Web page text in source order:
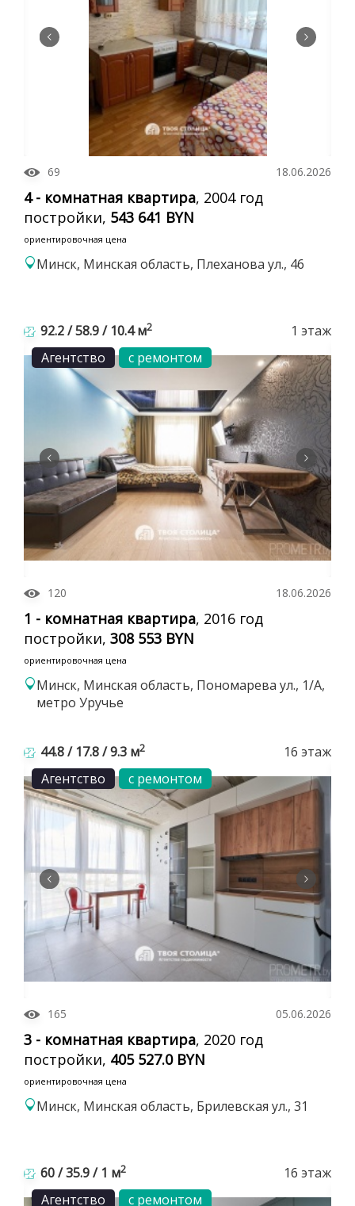
69 18.06.2026
4 - комнатная квартира, 2004 год
постройки, 543 641 BYN
ориентировочная цена
Минск, Минская область, Плеханова ул., 46
92.2 / 58.9 / 10.4 м2
1 этаж
Агентство
с ремонтом
120 18.06.2026
1 - комнатная квартира, 2016 год
постройки, 308 553 BYN
ориентировочная цена
Минск, Минская область, Пономарева ул., 1/А,
метро Уручье
44.8 / 17.8 / 9.3 м2
16 этаж
Агентство
с ремонтом
165 05.06.2026
3 - комнатная квартира, 2020 год
постройки, 405 527.0 BYN
ориентировочная цена
Минск, Минская область, Брилевская ул., 31
60 / 35.9 / 1 м2
16 этаж
Агентство
с ремонтом